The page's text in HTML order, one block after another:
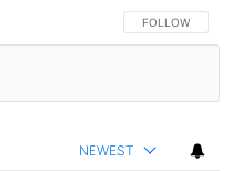
FOLLOW THIS
FOLLOW
NEWEST